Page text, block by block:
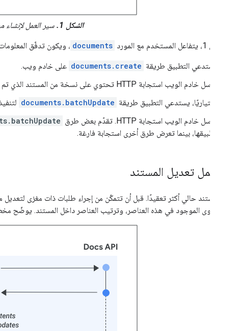
الشكل 1. سير العمل لإنشاء
في الشكل 1، يتفاعل المستخدم مع المورد documents ، ويكون تدفّق
يستدعي التطبيق طريقة documents.create على خادم ويب.
يرسل خادم الويب استجابة HTTP تحتوي على نسخة من المستند الذي تم إنشاؤه كمورد
اختياريًا، يستدعي التطبيق طريقة documents.batchUpdate
يرسل خادم الويب استجابة HTTP. تقدّم بعض طرق
تطبيقها، بينما تعرض طرق أخرى استجابة فارغة.
سير عمل تعديل المستند
تعديل مستند حالي أكثر تعقيدًا. قبل أن تتمكّن من إجراء طلبات ذات مغزى لتعديل
هو المحتوى الموجود في هذه العناصر، وترتيب العناصر داخل المستند. يوضّح